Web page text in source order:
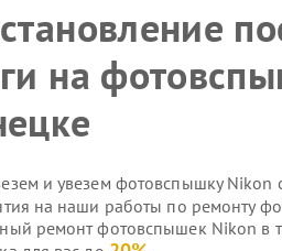
на
и увезем фотовспышку Nikon
на наши работы по ремонту
ремонт фотовспышек Nikon в